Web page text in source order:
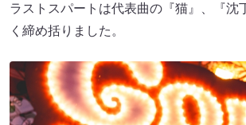
ラストスパートは代表曲の『猫』、『沈
く締め括りました。